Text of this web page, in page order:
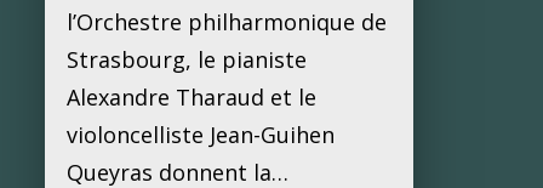
l’Orchestre philharmonique de
Strasbourg, le pianiste
Alexandre Tharaud et le
violoncelliste Jean-Guihen
Queyras donnent la…